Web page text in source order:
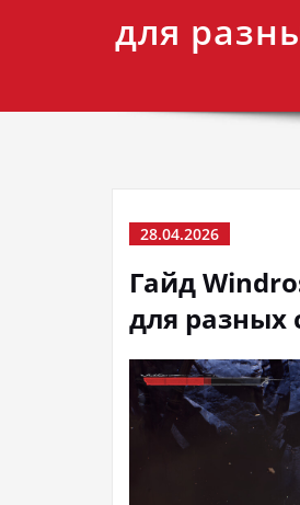
для
28.04.2026
Гайд
для разных